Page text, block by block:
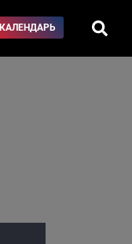
КАЛЕНДАРЬ